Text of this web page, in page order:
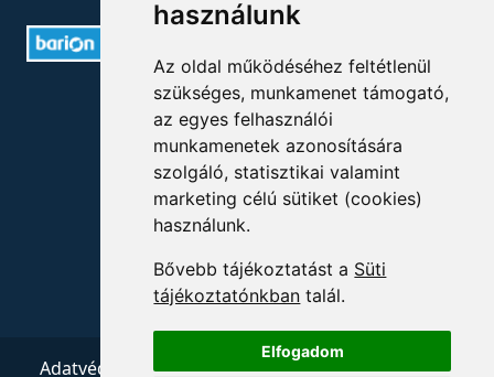
használunk
Az oldal működéséhez feltétlenül
szükséges, munkamenet támogató,
az egyes felhasználói
munkamenetek azonosítására
szolgáló, statisztikai valamint
marketing célú sütiket (cookies)
használunk.
Bővebb tájékoztatást a Süti
tájékoztatónkban talál.
Elfogadom
ELÉRHETŐSÉGEK
+36 1 880 7600
info@mprx.hu
Adatvédelem ÁSZF Impresszum Kapcsolat